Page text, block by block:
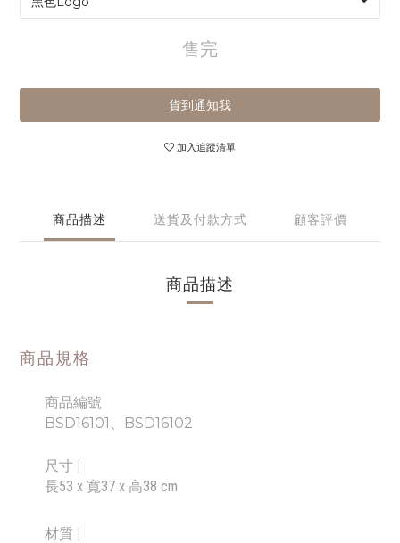
售完
貨到通知我
加入追蹤清單
商品描述 送貨及付款方式 顧客評價
商品描述
商品規格
商品編號
BSD16101、BSD16102
尺寸
長53 x 寬37 x 高38 cm
材質 |